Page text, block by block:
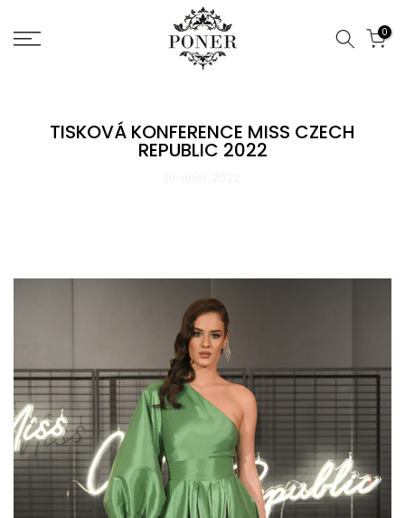
na
0
TISKOVÁ KONFERENCE MISS CZECH
REPUBLIC 2022